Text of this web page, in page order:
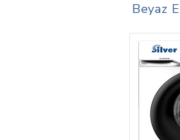
Beyaz